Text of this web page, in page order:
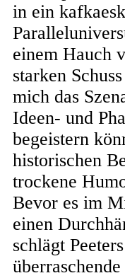
in ein
einem Hauch
starken
mich das
Ideen- und
begeistern
historischen
trockene
Bevor es im
einen
schlägt